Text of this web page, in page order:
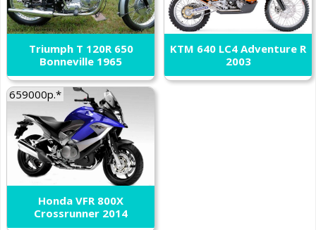
Triumph T 120R 650
Bonneville 1965
KTM 640 LC4 Adventure R
2003
659000р.*
Honda VFR 800X
Crossrunner 2014